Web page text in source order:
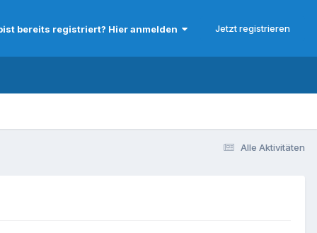
bereits registriert? Hier anmelden Jetzt registrieren
Alle Aktivitäten